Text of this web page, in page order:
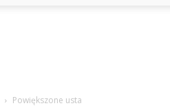
Powiększone usta